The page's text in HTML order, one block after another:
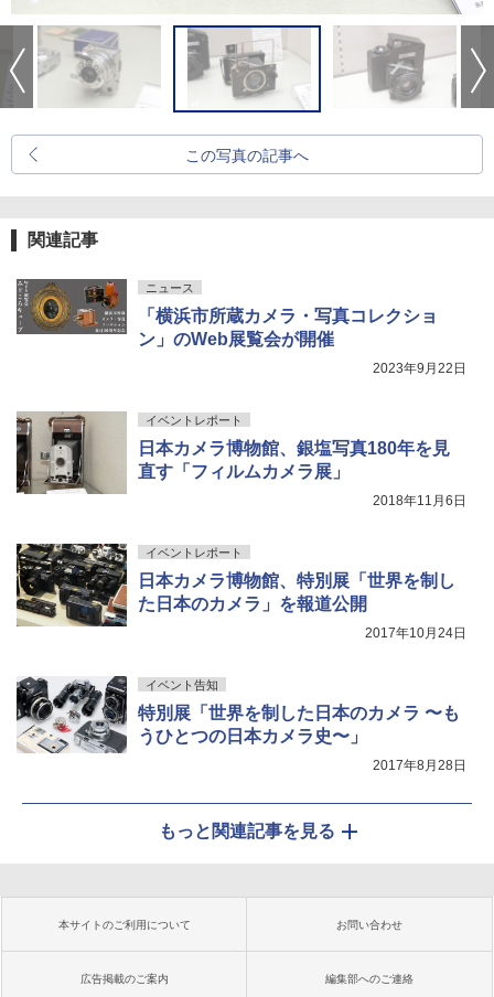
この写真の記事へ
関連記事
ニュース
「横浜市所蔵カメラ・写真コレクショ
ン」のWeb展覧会が開催
2023年9月22日
イベントレポート
日本カメラ博物館、銀塩写真180年を見
直す「フィルムカメラ展」
2018年11月6日
イベントレポート
日本カメラ博物館、特別展「世界を制し
た日本のカメラ」を報道公開
2017年10月24日
イベント告知
特別展「世界を制した日本のカメラ 〜も
うひとつの日本カメラ史〜」
2017年8月28日
もっと関連記事を見る
本サイトのご利用について お問い合わせ
広告掲載のご案内 編集部へのご連絡